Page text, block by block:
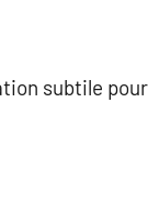
subtile